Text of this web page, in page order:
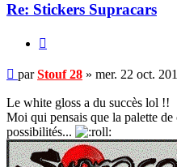
Re: Stickers Supracars
Message
non
lu
parStouf 28 » mer. 22 oct.
Le white gloss a du succès lol !!
Moi qui pensais que la palette
possibilités...